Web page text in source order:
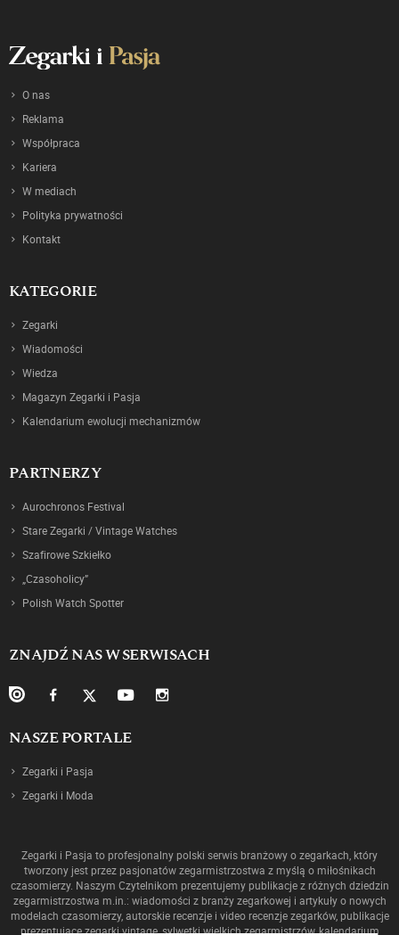
O nas
Reklama
Współpraca
Kariera
W mediach
Polityka prywatności
Kontakt
KATEGORIE
Zegarki
Wiadomości
Wiedza
Magazyn Zegarki i Pasja
Kalendarium ewolucji mechanizmów
PARTNERZY
Aurochronos Festival
Stare Zegarki / Vintage Watches
Szafirowe Szkiełko
„Czasoholicy”
Polish Watch Spotter
ZNAJDŹ NAS W SERWISACH
NASZE PORTALE
Zegarki i Pasja
Zegarki i Moda
Zegarki i Pasja to profesjonalny polski serwis branżowy o zegarkach, który
tworzony jest przez pasjonatów zegarmistrzostwa z myślą o miłośnikach
czasomierzy. Naszym Czytelnikom prezentujemy publikacje z różnych dziedzin
zegarmistrzostwa m.in.: wiadomości z branży zegarkowej i artykuły o nowych
modelach czasomierzy, autorskie recenzje i video recenzje zegarków, publikacje
prezentujące zegarki vintage, sylwetki wielkich zegarmistrzów, kalendarium